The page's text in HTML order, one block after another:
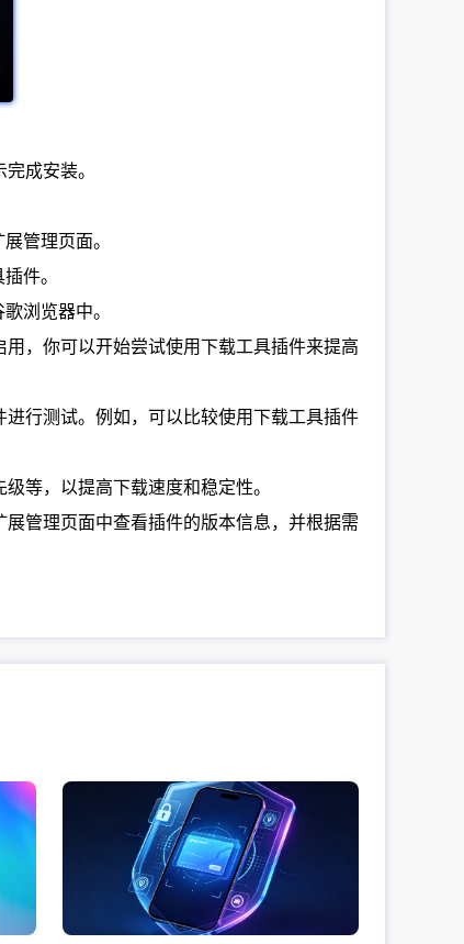
成安装。
管理页面。
件。
浏览器中。
，你可以开始尝试使用下载工具插件来提高
行测试。例如，可以比较使用下载工具插件
等，以提高下载速度和稳定性。
管理页面中查看插件的版本信息，并根据需